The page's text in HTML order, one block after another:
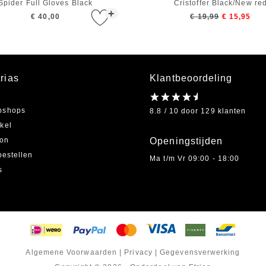
+
Full Gloves Black
€ 40,00
Cristoffer Black/New red
€ 19,99 € 15,95
Klantbeoordeling
8.8 / 10 door 129 klanten
Openingstijden
Ma t/m Vr 09:00 - 18:00
Algemene Voorwaarden Privacy |Gegevensverwerking